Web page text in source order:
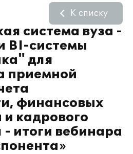
система вуза -
BI-системы
для
приемной
финансовых
и кадрового
- итоги вебинара
К списку